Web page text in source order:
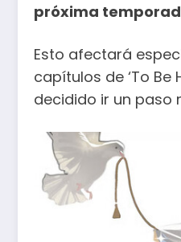
próxima
Esto afectará
capítulos de ‘To
decidido ir un paso